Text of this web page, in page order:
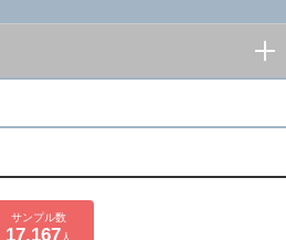
サンプル数
17,167 人